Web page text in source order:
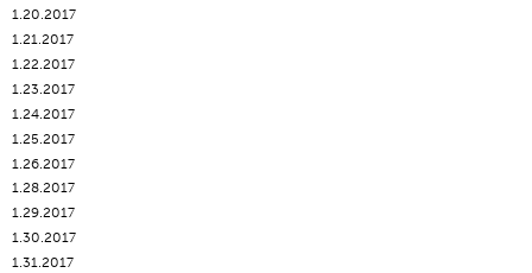
1.20.2017
1.21.2017
1.22.2017
1.23.2017
1.24.2017
1.25.2017
1.26.2017
1.28.2017
1.29.2017
1.30.2017
1.31.2017